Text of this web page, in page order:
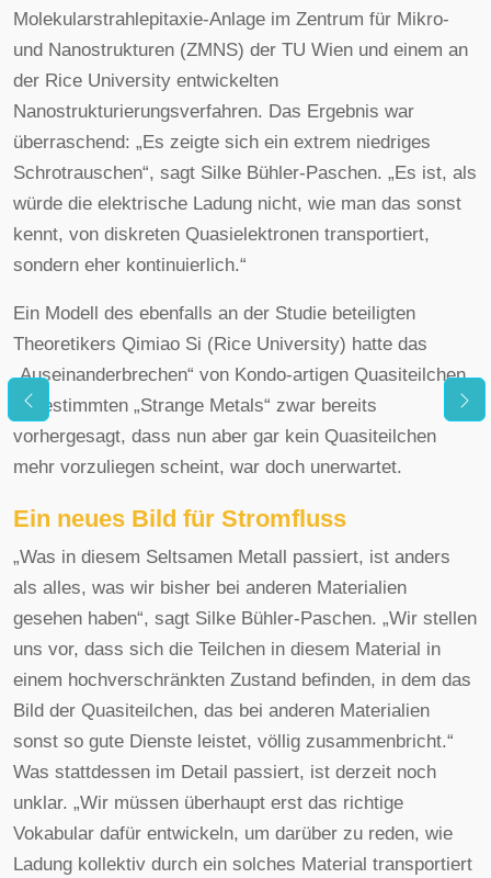
Molekularstrahlepitaxie-Anlage im Zentrum für Mikro-
und Nanostrukturen (ZMNS) der TU Wien und einem an
der Rice University entwickelten
Nanostrukturierungsverfahren. Das Ergebnis war
überraschend: „Es zeigte sich ein extrem niedriges
Schrotrauschen“, sagt Silke Bühler-Paschen. „Es ist, als
würde die elektrische Ladung nicht, wie man das sonst
kennt, von diskreten Quasielektronen transportiert,
sondern eher kontinuierlich.“
Ein Modell des ebenfalls an der Studie beteiligten
Theoretikers Qimiao Si (Rice University) hatte das
„Auseinanderbrechen“ von Kondo-artigen Quasiteilchen
in bestimmten „Strange Metals“ zwar bereits
vorhergesagt, dass nun aber gar kein Quasiteilchen
mehr vorzuliegen scheint, war doch unerwartet.
Ein neues Bild für Stromfluss
„Was in diesem Seltsamen Metall passiert, ist anders
als alles, was wir bisher bei anderen Materialien
gesehen haben“, sagt Silke Bühler-Paschen. „Wir stellen
uns vor, dass sich die Teilchen in diesem Material in
einem hochverschränkten Zustand befinden, in dem das
Bild der Quasiteilchen, das bei anderen Materialien
sonst so gute Dienste leistet, völlig zusammenbricht.“
Was stattdessen im Detail passiert, ist derzeit noch
unklar. „Wir müssen überhaupt erst das richtige
Vokabular dafür entwickeln, um darüber zu reden, wie
Ladung kollektiv durch ein solches Material transportiert